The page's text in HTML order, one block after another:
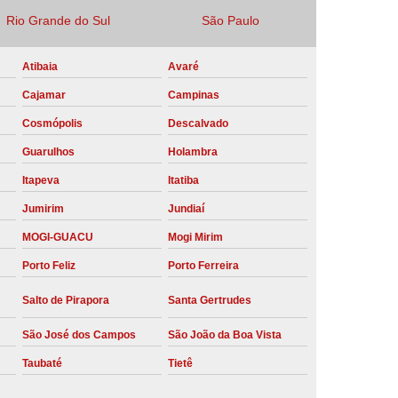
Locação Compressor de Ar Parafuso
de Ar a Diesel
Locação de Compressor Parafuso
Compressor de Ar Manutenção Preventiva
Manutenção Corretiva em Compressor
Compressores Parafuso
Compressor Atlas Copco
Compressor de Ar Schulz
Compressor Schulz
de Compressor
Rio Grande do Sul São Paulo
Atibaia Avaré
Cajamar Campinas
Cosmópolis Descalvado
Guarulhos Holambra
Itapeva Itatiba
Jumirim Jundiaí
MOGI-GUACU Mogi Mirim
Porto Feliz Porto Ferreira
Salto de Pirapora Santa Gertrudes
São José dos Campos São João da Boa Vista
Taubaté Tietê